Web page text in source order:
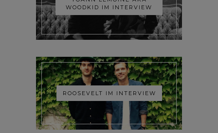
WOODKID IM INTERVIEW
ROOSEVELT IM INTERVIEW